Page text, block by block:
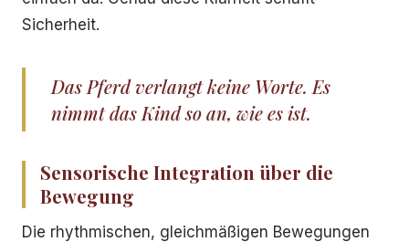
Sicherheit.
Das Pferd verlangt keine Worte. Es
nimmt das Kind so an, wie es ist.
Sensorische Integration über die
Bewegung
Die rhythmischen, gleichmäßigen Bewegungen